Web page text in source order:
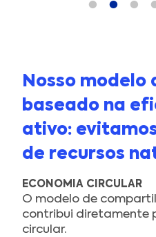
Nosso modelo
baseado na
ativo:
de recursos
ECONOMIA CIRCULAR
O modelo de
contribui diretamente
circular.